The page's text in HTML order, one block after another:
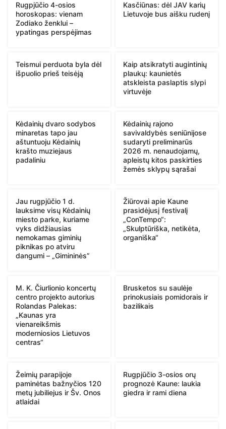
Rugpjūčio 4-osios
horoskopas: vienam
Zodiako ženklui –
ypatingas perspėjimas
Kasčiūnas: dėl JAV karių
Lietuvoje bus aišku rudenį
Teismui perduota byla dėl
išpuolio prieš teisėją
Kaip atsikratyti augintinių
plaukų: kaunietės
atskleista paslaptis slypi
virtuvėje
Kėdainių dvaro sodybos
minaretas tapo jau
aštuntuoju Kėdainių
krašto muziejaus
padaliniu
Kėdainių rajono
savivaldybės seniūnijose
sudaryti preliminarūs
2026 m. nenaudojamų,
apleistų kitos paskirties
žemės sklypų sąrašai
Jau rugpjūčio 1 d.
lauksime visų Kėdainių
miesto parke, kuriame
vyks didžiausias
nemokamas giminių
piknikas po atviru
dangumi – „Gimininės”
Žiūrovai apie Kaune
prasidėjusį festivalį
„ConTempo“:
„Skulptūriška, netikėta,
organiška“
M. K. Čiurlionio koncertų
centro projekto autorius
Rolandas Palekas:
„Kaunas yra
vienareikšmis
moderniosios Lietuvos
centras“
Brusketos su saulėje
prinokusiais pomidorais ir
bazilikais
Žeimių parapijoje
paminėtas bažnyčios 120
metų jubiliejus ir Šv. Onos
atlaidai
Rugpjūčio 3-osios orų
prognozė Kaune: laukia
giedra ir rami diena